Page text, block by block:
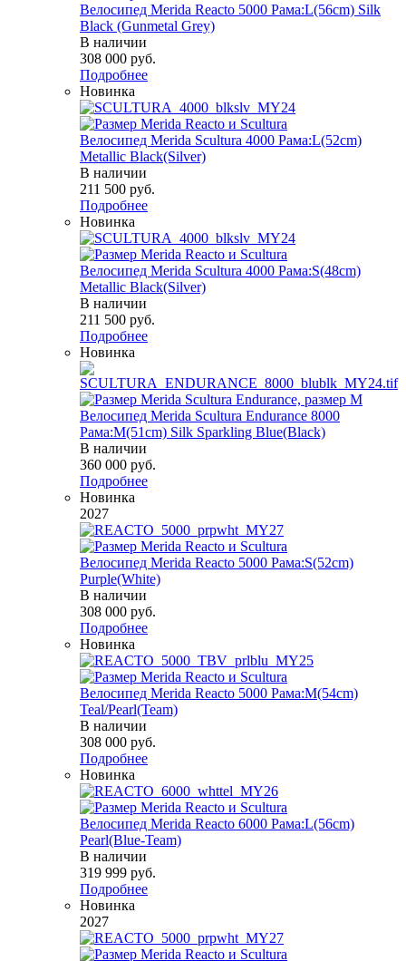
Велосипед Merida Reacto 5000 Рама:L(56cm) Silk
Black (Gunmetal Grey)
В наличии
308 000 руб.
Подробнее
Новинка
Велосипед Merida Scultura 4000 Рама:L(52cm)
Metallic Black(Silver)
В наличии
211 500 руб.
Подробнее
Новинка
Велосипед Merida Scultura 4000 Рама:S(48cm)
Metallic Black(Silver)
В наличии
211 500 руб.
Подробнее
Новинка
Велосипед Merida Scultura Endurance 8000
Рама:M(51cm) Silk Sparkling Blue(Black)
В наличии
360 000 руб.
Подробнее
Новинка
2027
Велосипед Merida Reacto 5000 Рама:S(52cm)
Purple(White)
В наличии
308 000 руб.
Подробнее
Новинка
Велосипед Merida Reacto 5000 Рама:M(54cm)
Teal/Pearl(Team)
В наличии
308 000 руб.
Подробнее
Новинка
Велосипед Merida Reacto 6000 Рама:L(56cm)
Pearl(Blue-Team)
В наличии
319 999 руб.
Подробнее
Новинка
2027